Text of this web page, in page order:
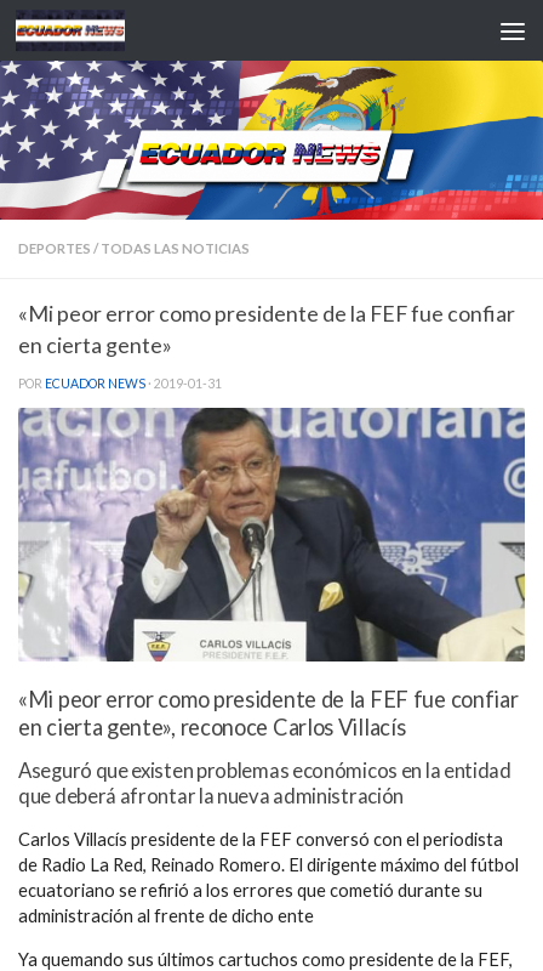
Saltar al contenido
DEPORTES / TODAS LAS NOTICIAS
«Mi peor error como presidente de la FEF fue confiar
en cierta gente»
POR ECUADOR NEWS · 2019-01-31
«Mi peor error como presidente de la FEF fue confiar
en cierta gente», reconoce Carlos Villacís
Aseguró que existen problemas económicos en la entidad
que deberá afrontar la nueva administración
Carlos Villacís presidente de la FEF conversó con el periodista
de Radio La Red, Reinado Romero. El dirigente máximo del fútbol
ecuatoriano se refirió a los errores que cometió durante su
administración al frente de dicho ente
Ya quemando sus últimos cartuchos como presidente de la FEF,